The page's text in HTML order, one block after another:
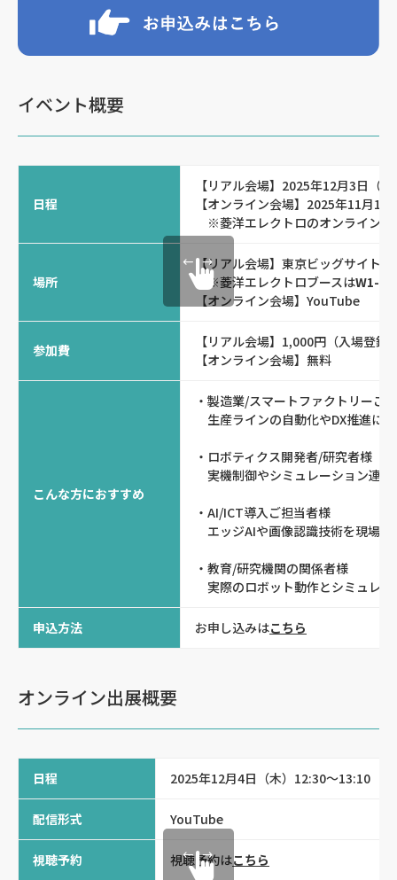
イベント概要
日程
【リアル会場】2025年12月3日（
【オンライン会場】2025年11月
※菱洋エレクトロのオンライン
場所
【リアル会場】東京ビッグサイト
※菱洋エレクトロブースはW1-19
【オンライン会場】YouTube
参加費
【リアル会場】1,000円（入場登
【オンライン会場】無料
こんな方におすすめ
・製造業/スマートファクトリーご
生産ラインの自動化やDX推進に
・ロボティクス開発者/研究者様
実機制御やシミュレーション連
・AI/ICT導入ご担当者様
エッジAIや画像認識技術を現場に
・教育/研究機関の関係者様
実際のロボット動作とシミュレ
申込方法 お申し込みはこちら
オンライン出展概要
日程 2025年12月4日（木）12:30～13:10
配信形式 YouTube
視聴予約 視聴予約はこちら